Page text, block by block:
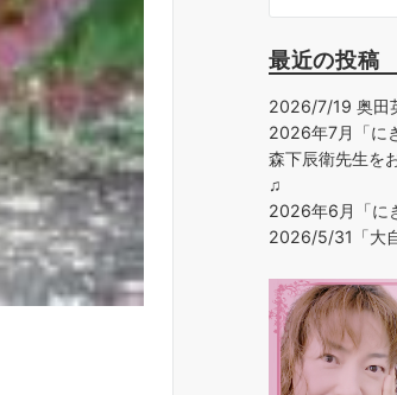
最近の投稿
2026/7/19 奥田
2026年7月「に
森下辰衛先生を
♫
2026年6月「に
2026/5/31「大